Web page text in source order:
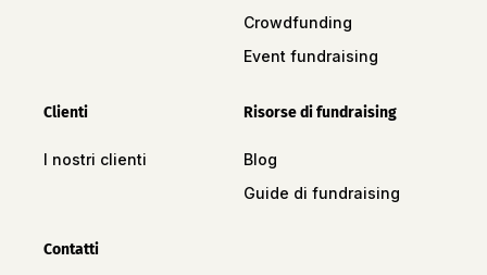
Crowdfunding
Event fundraising
Clienti
I nostri clienti
Risorse di fundraising
Blog
Guide di fundraising
Contatti